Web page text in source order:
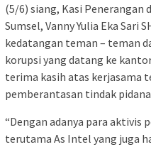
(5/6) siang, Kasi Penerangan
Sumsel, Vanny Yulia Eka Sari
kedatangan teman – teman
korupsi yang datang ke
terima kasih atas kerjasama
pemberantasan tindak
“Dengan adanya para aktivis
terutama As Intel yang juga